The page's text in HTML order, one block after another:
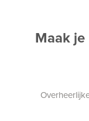
Maak